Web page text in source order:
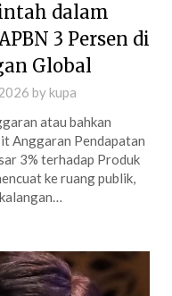
dalam
3 Persen di
Global
bykupa
atau bahkan
Anggaran Pendapatan
3% terhadap Produk
ke ruang publik,